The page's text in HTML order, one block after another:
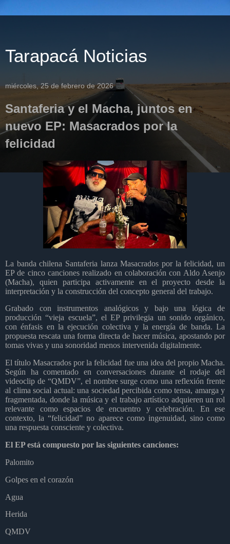
Tarapacá Noticias
miércoles, 25 de febrero de 2026
Santaferia y el Macha, juntos en
nuevo EP: Masacrados por la
felicidad
La banda chilena Santaferia lanza Masacrados por la felicidad, un
EP de cinco canciones realizado en colaboración con Aldo Asenjo
(Macha), quien participa activamente en el proyecto desde la
interpretación y la construcción del concepto general del trabajo.
Grabado con instrumentos analógicos y bajo una lógica de
producción “vieja escuela”, el EP privilegia un sonido orgánico,
con énfasis en la ejecución colectiva y la energía de banda. La
propuesta rescata una forma directa de hacer música, apostando por
tomas vivas y una sonoridad menos intervenida digitalmente.
El título Masacrados por la felicidad fue una idea del propio Macha.
Según ha comentado en conversaciones durante el rodaje del
videoclip de “QMDV”, el nombre surge como una reflexión frente
al clima social actual: una sociedad percibida como tensa, amarga y
fragmentada, donde la música y el trabajo artístico adquieren un rol
relevante como espacios de encuentro y celebración. En ese
contexto, la “felicidad” no aparece como ingenuidad, sino como
una respuesta consciente y colectiva.
El EP está compuesto por las siguientes canciones:
Palomito
Golpes en el corazón
Agua
Herida
QMDV